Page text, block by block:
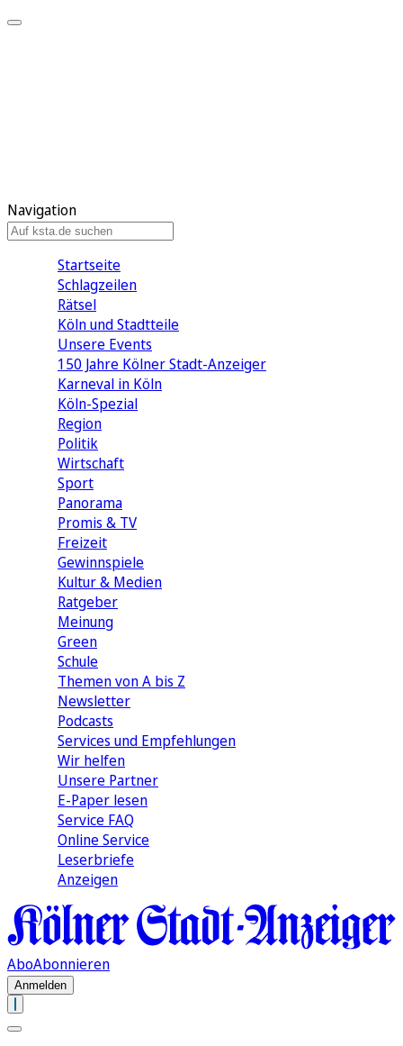
Navigation
Startseite
Schlagzeilen
Rätsel
Köln und Stadtteile
Unsere Events
150 Jahre Kölner Stadt-Anzeiger
Karneval in Köln
Köln-Spezial
Region
Politik
Wirtschaft
Sport
Panorama
Promis & TV
Freizeit
Gewinnspiele
Kultur & Medien
Ratgeber
Meinung
Green
Schule
Themen von A bis Z
Newsletter
Podcasts
Services und Empfehlungen
Wir helfen
Unsere Partner
E-Paper lesen
Service FAQ
Online Service
Leserbriefe
Anzeigen
AboAbonnieren
Anmelden